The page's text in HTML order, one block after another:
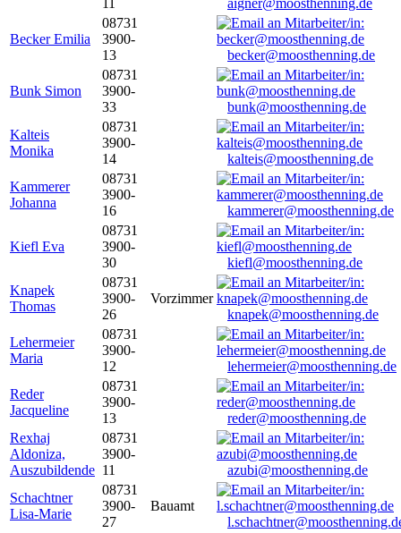
aigner@moosthenning.de
Becker Emilia
08731
3900-
13
becker@moosthenning.de
Bunk Simon
08731
3900-
33
bunk@moosthenning.de
Kalteis
Monika
08731
3900-
14
kalteis@moosthenning.de
Kammerer
Johanna
08731
3900-
16
kammerer@moosthenning.de
Kiefl Eva
08731
3900-
30
kiefl@moosthenning.de
Knapek
Thomas
08731
3900-
26
Vorzimmer
knapek@moosthenning.de
Lehermeier
Maria
08731
3900-
12
lehermeier@moosthenning.de
Reder
Jacqueline
08731
3900-
13
reder@moosthenning.de
Rexhaj
Aldoniza,
Auszubildende
08731
3900-
11
azubi@moosthenning.de
Schachtner
Lisa-Marie
08731
3900-
27
Bauamt